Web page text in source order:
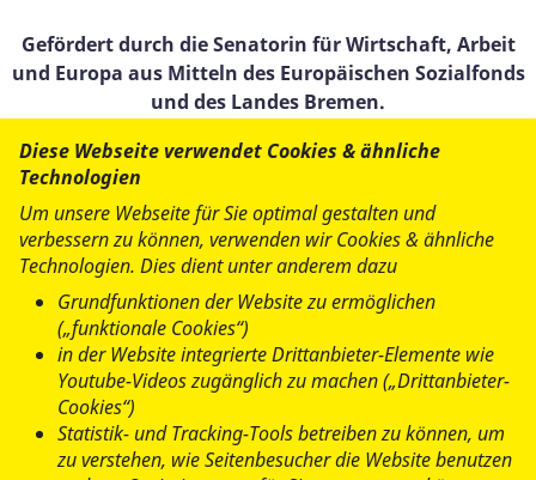
Gefördert durch die Senatorin für Wirtschaft, Arbeit
und Europa aus Mitteln des Europäischen Sozialfonds
und des Landes Bremen.
Der Europäische Sozialfonds (ESF) ist Europas wichtigstes
Instrument zur Förderung der Beschäftigung. Er fördert
die Chancengleichheit auf dem Arbeitsmarkt, unterstützt
die Menschen beim Zugang zu bes- seren Arbeitsplätzen
und bei der beruflichen Bildung und Qualifizierung.
www.esf.bremen.de
www.ec.europa.eu
Diese Webseite verwendet Cookies & ähnliche
Technologien
Um unsere Webseite für Sie optimal gestalten und
verbessern zu können, verwenden wir Cookies & ähnliche
Technologien. Dies dient unter anderem dazu
Grundfunktionen der Website zu ermöglichen
(„funktionale Cookies“)
in der Website integrierte Drittanbieter-Elemente wie
Youtube-Videos zugänglich zu machen („Drittanbieter-
Cookies“)
Statistik- und Tracking-Tools betreiben zu können, um
zu verstehen, wie Seitenbesucher die Website benutzen